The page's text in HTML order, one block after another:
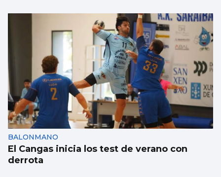
BALONMANO
El Cangas inicia los test de verano con
derrota